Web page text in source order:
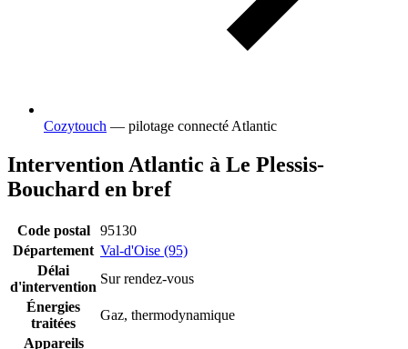
Cozytouch — pilotage connecté Atlantic
Intervention Atlantic à Le Plessis-
Bouchard en bref
Code postal
95130
Département Val-d'Oise (95)
Délai
d'intervention
Sur rendez-vous
Énergies
traitées
Gaz, thermodynamique
Appareils